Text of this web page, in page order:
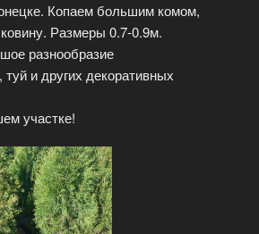
Копаем большим комом,
Размеры 0.7-0.9м.
разнообразие
и других декоративных
участке!